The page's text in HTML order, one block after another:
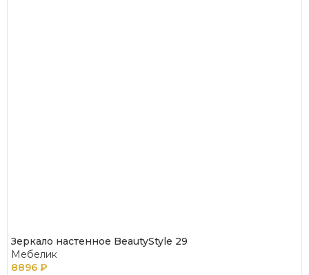
Зеркало настенное BeautyStyle 29
Мебелик
8896 ₽